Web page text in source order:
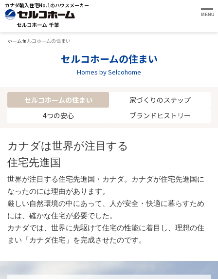
カナダ輸入住宅No.1のハウスメーカー
MENU
ホームセルコホームの住まい
セルコホームの住まい
Homes by Selcohome
セルコホームの住まい
家づくりのステップ
4つの安心
ブランドヒストリー
カナダは世界が注目する
住宅先進国
世界が注目する住宅先進国・カナダ。カナダが住宅先進国に
なったのには理由があります。
厳しい自然環境の中にあって、人が安全・快適に暮らすため
には、確かな住宅が必要でした。
カナダでは、世界に先駆けて住宅の性能に着目し、理想の住
まい「カナダ住宅」を完成させたのです。